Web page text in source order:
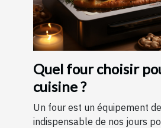
Quel four choisir
cuisine ?
Un four est un équipement
indispensable de nos jours